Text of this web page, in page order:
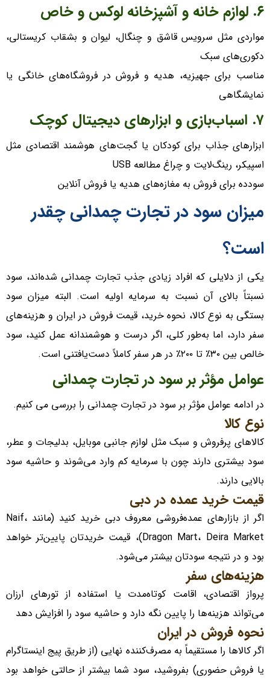
۶. لوازم خانه و آشپزخانه لوکس و خاص
مواردی مثل سرویس قاشق و چنگال، لیوان و بشقاب کریستالی،
دکوری‌های سبک
مناسب برای جهیزیه، هدیه و فروش در فروشگاه‌های خانگی یا
نمایشگاهی
۷. اسباب‌بازی و ابزار‌های دیجیتال کوچک
ابزار‌های جذاب برای کودکان یا گجت‌های هوشمند اقتصادی مثل
اسپیکر، رینگ‌لایت و چراغ مطالعه USB
سودده برای فروش به مغازه‌های هدیه یا فروش آنلاین
میزان سود در تجارت چمدانی چقدر
است؟
یکی از دلایلی که افراد زیادی جذب تجارت چمدانی شده‌اند، سود
نسبتاً بالای آن نسبت به سرمایه اولیه است. البته میزان سود
بستگی به نوع کالا، نحوه خرید، قیمت فروش در ایران و هزینه‌های
سفر دارد، اما به‌طور کلی، اگر درست و هوشمندانه عمل کنید، سود
خالص بین ۳۰٪ تا ۲۰۰٪ در هر سفر کاملاً دست‌یافتنی است.
عوامل مؤثر بر سود در تجارت چمدانی
در ادامه عوامل مؤثر بر سود در تجارت چمدانی را بررسی می کنیم.
نوع کالا
کالا‌های پرفروش و سبک مثل لوازم جانبی موبایل، بدلیجات و عطر،
سود بیشتری دارند چون با سرمایه کم وارد می‌شوند و حاشیه سود
بالایی دارند.
قیمت خرید عمده در دبی
اگر از بازار‌های عمده‌فروشی معروف دبی خرید کنید (مانند Naif،
Dragon Mart، Deira Market)، قیمت خریدتان پایین‌تر خواهد
بود و در نتیجه سودتان بیشتر می‌شود.
هزینه‌های سفر
پرواز اقتصادی، اقامت کوتاه‌مدت یا استفاده از تور‌های ارزان
می‌تواند هزینه‌ها را پایین نگه دارد و حاشیه سود را افزایش دهد
نحوه فروش در ایران
اگر کالا‌ها را مستقیماً به مصرف‌کننده نهایی (از طریق پیج اینستاگرام
یا فروش حضوری) بفروشید، سود شما بیشتر از حالتی خواهد بود